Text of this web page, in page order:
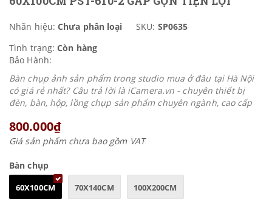
Nhãn hiệu: Chưa phân loại SKU: SP0635
Tình trạng: Còn hàng
Bảo Hành:
Bàn chụp ảnh sản phẩm trong studio mua ở đâu tại Hà Nội
có giá rẻ nhất? Câu trả lời là iCamera.vn - chuyên thiết bị
đèn, bàn, hộp, lồng chụp sản phẩm chuyên ngành, cao cấp
800.000₫
Giá sản phẩm chưa bao gồm VAT
Bàn chụp
60X100CM 70X140CM 100X200CM